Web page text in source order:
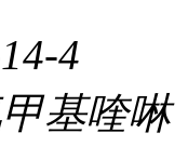
4
基喹啉